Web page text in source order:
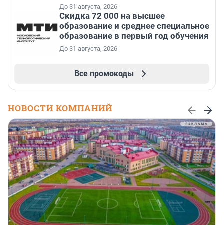
До 31 августа, 2026
Скидка 72 000 на высшее
образование и среднее специальное
образование в первый год обучения
До 31 августа, 2026
Все промокоды
НОВОСТИ КОМПАНИЙ